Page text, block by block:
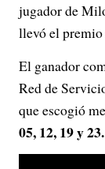
jugador de
llevó el premio
El ganador
Red de
que escogió
05, 12, 19 y 23.